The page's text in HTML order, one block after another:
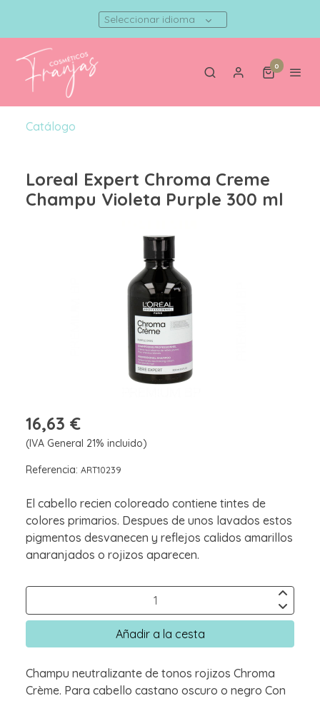
Seleccionar idioma
0
Catálogo
Loreal Expert Chroma Creme
Champu Violeta Purple 300 ml
16,63 €
(IVA General 21% incluido)
Referencia: ART10239
El cabello recien coloreado contiene tintes de
colores primarios. Despues de unos lavados estos
pigmentos desvanecen y reflejos calidos amarillos
anaranjados o rojizos aparecen.
Añadir a la cesta
Champu neutralizante de tonos rojizos Chroma
Crème. Para cabello castano oscuro o negro Con